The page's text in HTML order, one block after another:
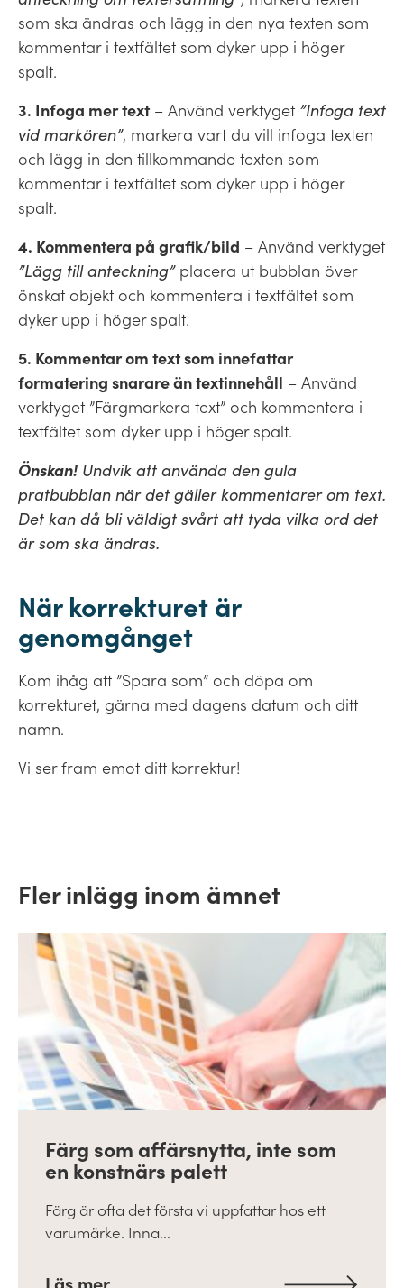
som ska ändras och lägg in den nya texten som
kommentar i textfältet som dyker upp i höger
spalt.
3. Infoga mer text– Använd verktyget ”Infoga text
vid markören”, markera vart du vill infoga texten
och lägg in den tillkommande texten som
kommentar i textfältet som dyker upp i höger
spalt.
4. Kommentera på grafik/bild – Använd verktyget
”Lägg till anteckning”placera ut bubblan över
önskat objekt och kommentera i textfältet som
dyker upp i höger spalt.
5. Kommentar om text som innefattar
formatering snarare än textinnehåll – Använd
verktyget ”Färgmarkera text” och kommentera i
textfältet som dyker upp i höger spalt.
Önskan!Undvik att använda den gula
pratbubblan när det gäller kommentarer om text.
Det kan då bli väldigt svårt att tyda vilka ord det
är som ska ändras.
När korrekturet är
genomgånget
Kom ihåg att ”Spara som” och döpa om
korrekturet, gärna med dagens datum och ditt
namn.
Vi ser fram emot ditt korrektur!
Fler inlägg inom ämnet
Färg som affärsnytta, inte som
en konstnärs palett
Färg är ofta det första vi uppfattar hos ett
varumärke. Inna...
Läs mer